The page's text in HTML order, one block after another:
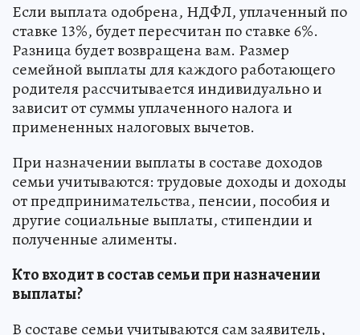
Если выплата одобрена, НДФЛ, уплаченный по
ставке 13%, будет пересчитан по ставке 6%.
Разница будет возвращена вам. Размер
семейной выплаты для каждого работающего
родителя рассчитывается индивидуально и
зависит от суммы уплаченного налога и
примененных налоговых вычетов.
При назначении выплаты в составе доходов
семьи учитываются: трудовые доходы и доходы
от предпринимательства, пенсии, пособия и
другие социальные выплаты, стипендии и
полученные алименты.
Кто входит в состав семьи при назначении
выплаты?
В составе семьи учитываются сам заявитель,